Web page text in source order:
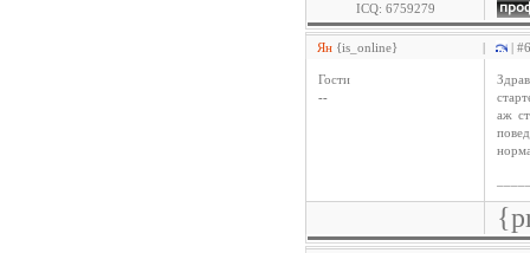
ICQ: 6759279
Ян {is_online} | |
Гости
--
аж